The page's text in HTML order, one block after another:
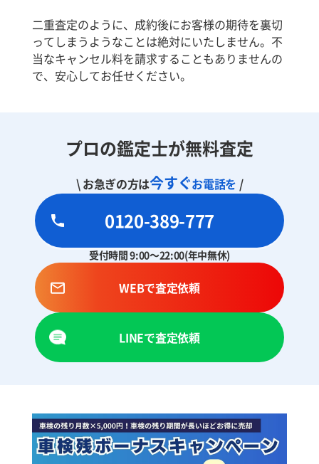
二重査定のように、成約後にお客様の期待を裏切
ってしまうようなことは絶対にいたしません。不
当なキャンセル料を請求することもありませんの
で、安心してお任せください。
プロの鑑定士が無料査定
\ お急ぎの方は今すぐお電話を /
0120-389-777
受付時間 9:00～22:00(年中無休)
WEBで査定依頼
LINEで査定依頼